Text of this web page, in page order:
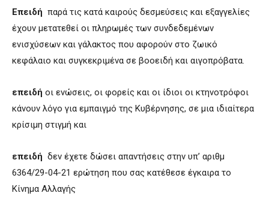
Επειδή παρά τις κατά καιρούς δεσμεύσεις και εξαγγελίες
έχουν μετατεθεί οι πληρωμές των συνδεδεμένων
ενισχύσεων και γάλακτος που αφορούν στο ζωικό
κεφάλαιο και συγκεκριμένα σε βοοειδή και αιγοπρόβατα.
επειδή οι ενώσεις, οι φορείς και οι ίδιοι οι κτηνοτρόφοι
κάνουν λόγο για εμπαιγμό της Κυβέρνησης, σε μια ιδιαίτερα
κρίσιμη στιγμή και
επειδή δεν έχετε δώσει απαντήσεις στην υπ’ αριθμ
6364/29-04-21 ερώτηση που σας κατέθεσε έγκαιρα το
Κίνημα Αλλαγής